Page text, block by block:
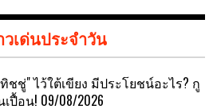
เด่นประจำวัน
ชชู่" ไว้ใต้เขียง มีประโยชน์อะไร? กู
ปื้อน! 09/08/2026